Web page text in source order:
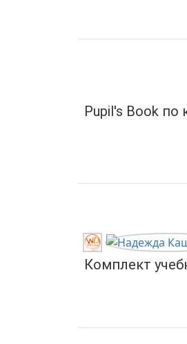
Pupil's Book по
Комплект